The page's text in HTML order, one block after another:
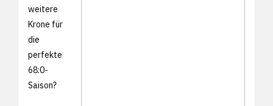
weitere
Krone für
die
perfekte
68:0-
Saison?